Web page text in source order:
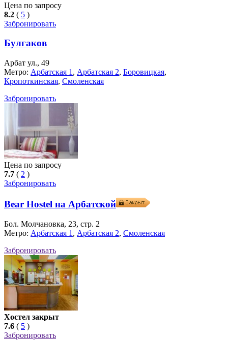
Цена по запросу
8.2 ( 5 )
Забронировать
Булгаков
Арбат ул., 49
Метро: Арбатская 1 , Арбатская 2, Боровицкая,
Кропоткинская, Смоленская
Забронировать
Цена по запросу
7.7 ( 2 )
Забронировать
Bear Hostel на Арбатской
Бол. Молчановка, 23, стр. 2
Метро: Арбатская 1 , Арбатская 2, Смоленская
Забронировать
Хостел закрыт
7.6 ( 5 )
Забронировать